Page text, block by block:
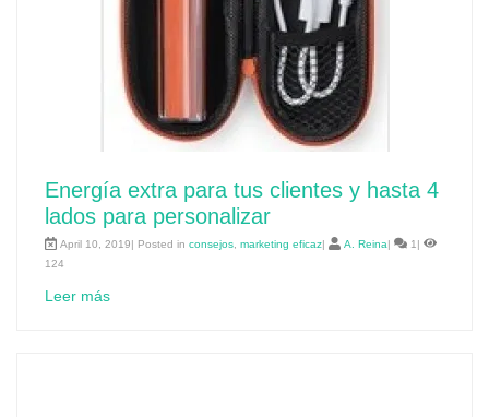
Energía extra para tus clientes y hasta 4
lados para personalizar
April 10, 2019| Posted in consejos marketing eficaz| A. Reina|
1|
124
Leer más